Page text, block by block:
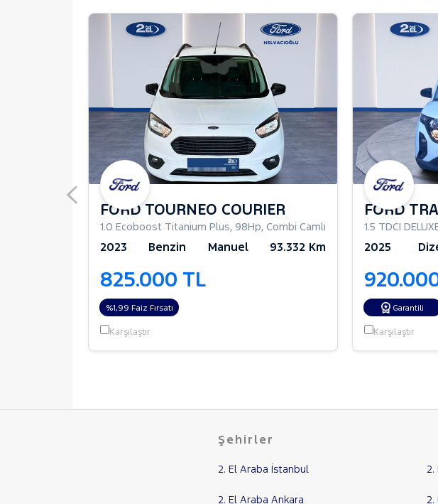
FORD TOURNEO COURIER
1.0 Ecoboost Titanium Plus, 98Hp, Combi Camlı
2023 Benzin Manuel 93.332 Km
825.000 TL
%1,99 Faiz Fırsatı
Karşılaştır
FORD
1.5 TDCI
2025
Garantili
Karşılaştır
Şehirler
2. El Araba İstanbul
2. El Araba Ankara